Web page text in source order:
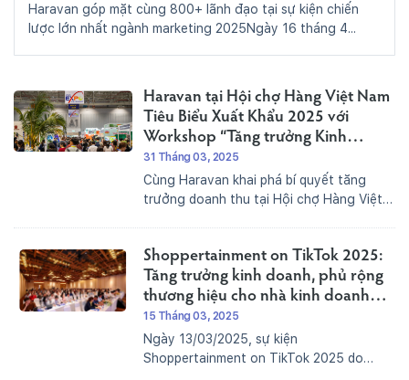
Haravan góp mặt cùng 800+ lãnh đạo tại sự kiện chiến
lược lớn nhất ngành marketing 2025Ngày 16 tháng 4...
Haravan tại Hội chợ Hàng Việt Nam
Tiêu Biểu Xuất Khẩu 2025 với
Workshop “Tăng trưởng Kinh
doanh Vượt trội với Ecommerce &
Shoppertainment 2025”
31 Tháng 03, 2025
Cùng Haravan khai phá bí quyết tăng
trưởng doanh thu tại Hội chợ Hàng Việt
2025Trong bối cảnh thị trường toàn cầu
không ngừng chuyển dịch,...
Shoppertainment on TikTok 2025:
Tăng trưởng kinh doanh, phủ rộng
thương hiệu cho nhà kinh doanh
mới
15 Tháng 03, 2025
Ngày 13/03/2025, sự kiện
Shoppertainment on TikTok 2025 do